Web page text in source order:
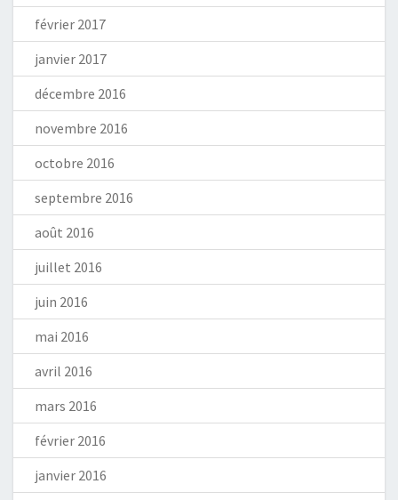
février 2017
janvier 2017
décembre 2016
novembre 2016
octobre 2016
septembre 2016
août 2016
juillet 2016
juin 2016
mai 2016
avril 2016
mars 2016
février 2016
janvier 2016